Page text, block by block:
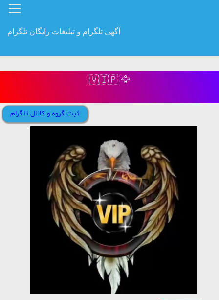
آگهی تلگرام و تبلیغات رایگان تلگرام
‌🇻‌‌🇮‌‌🇵‌ ‌🦅
ثبت گروه و کانال تلگرام